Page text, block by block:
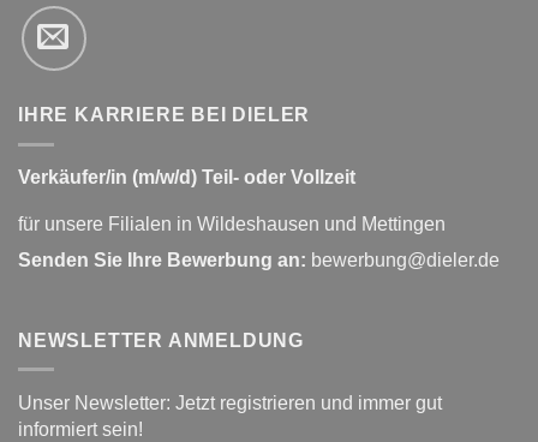
IHRE KARRIERE BEI DIELER
Verkäufer/in (m/w/d) Teil- oder Vollzeit
für unsere Filialen in Wildeshausen und Mettingen
Senden Sie Ihre Bewerbung an: bewerbung@dieler.de
NEWSLETTER ANMELDUNG
Unser Newsletter: Jetzt registrieren und immer gut
informiert sein!